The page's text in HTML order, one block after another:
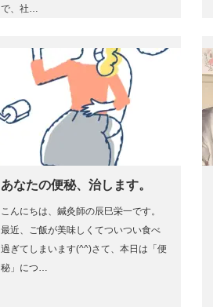
で、社…
あなたの便秘、治します。
こんにちは、鍼灸師の辰巳栄一です。
最近、ご飯が美味しくてついつい食べ
過ぎてしまいます(^^) ​さて、本日は「便
秘」につ…